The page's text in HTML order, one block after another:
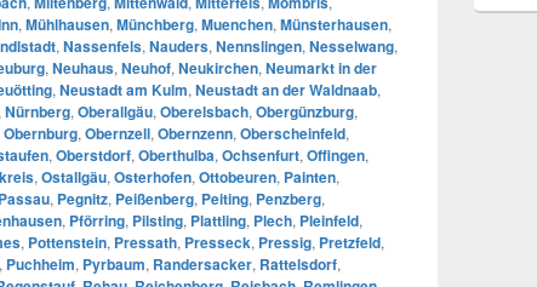
, Mühlhausen, Münchberg, Muenchen, Münsterhausen,
, Nassenfels, Nauders, Nennslingen, Nesselwang,
, Neuhaus, Neuhof, Neukirchen, Neumarkt in der
, Neustadt am Kulm, Neustadt an der Waldnaab,
Nürnberg, Oberallgäu, Oberelsbach, Obergünzburg,
Obernburg, Obernzell, Obernzenn, Oberscheinfeld,
, Oberstdorf, Oberthulba, Ochsenfurt, Offingen,
, Ostallgäu, Osterhofen, Ottobeuren, Painten,
Passau, Pegnitz, Peißenberg, Peiting, Penzberg,
, Pförring, Pilsting, Plattling, Plech, Pleinfeld,
, Pottenstein, Pressath, Presseck, Pressig, Pretzfeld,
, Puchheim, Pyrbaum, Randersacker, Rattelsdorf,